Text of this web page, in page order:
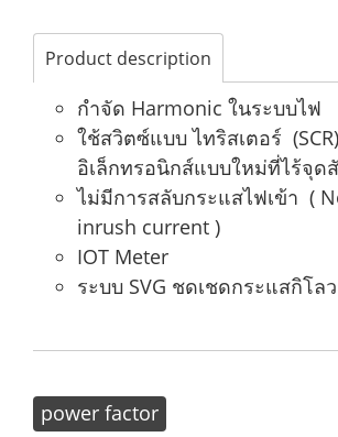
Product description
กำจัด Harmonic ในระบบไฟ
ใช้สวิตซ์แบบ ไทริสเตอร์ (SCR)
อิเล็กทรอนิกส์แบบใหม่ที่ไร้จุด
ไม่มีการสลับกระแสไฟเข้า (
inrush current )
IOT Meter
ระบบ SVG ชดเชดกระแสกิโล
power factor